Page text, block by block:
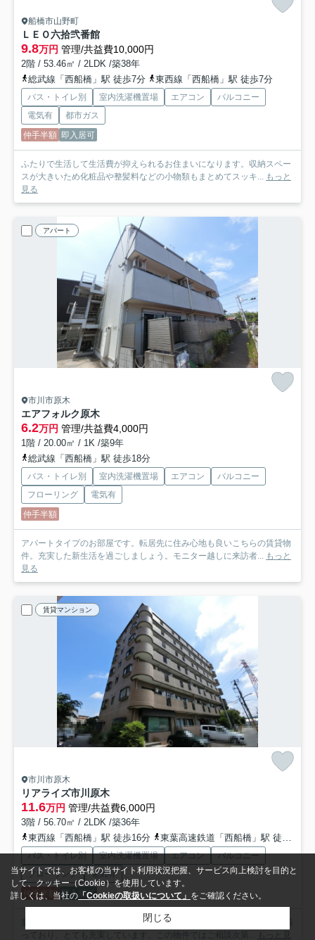
船橋市山野町
ＬＥＯ六拾弐番館
9.8万円 管理/共益費10,000円
2階 / 53.46㎡ / 2LDK /築38年
総武線「西船橋」駅 徒歩7分
東西線「西船橋」駅 徒歩7分
バス・トイレ別 室内洗濯機置場 エアコン
バルコニー
電気有
都市ガス
仲手半額 即入居可
ふたりで生活して生活費が抑えられるお住まいになります。収納スペー
スが大きいため化粧品や整髪料などの小物類もまとめてスッキ...
もっと
見る
アパート
市川市原木
エアフォルク原木
6.2万円 管理/共益費4,000円
1階 / 20.00㎡ / 1K /築9年
総武線「西船橋」駅 徒歩18分
バス・トイレ別 室内洗濯機置場 エアコン
バルコニー
フローリング
電気有
仲手半額
アパートタイプのお部屋です。転居先に住み心地も良いこちらの賃貸物
件。充実した新生活を過ごしましょう。モニター越しに来訪者...
もっと
見る
賃貸マンション
市川市原木
リアライズ市川原木
11.6万円 管理/共益費6,000円
3階 / 56.70㎡ / 2LDK /築36年
東西線「西船橋」駅 徒歩16分
東葉高速鉄道「西船橋」駅 徒歩14分
バス・トイレ別 室内洗濯機置場 エアコン
バルコニー
フローリング
電気有
仲手半額 即入居可
室内設備は全居室フローリング・洗面台・24時間換気システムなどが揃
っており、とても充実しています。この物件ではご相談次第... もっと見
当サイトでは、お客様の当サイト利用状況把握、サービス向上検討を目的と
して、クッキー（Cookie）を使用しています。
詳しくは、当社の 「Cookieの取扱いについて」 をご確認ください。
閉じる